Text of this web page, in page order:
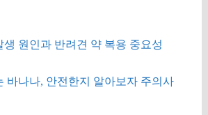
생 원인과 반려견 약 복용 중요성
바나나, 안전한지 알아보자 주의사